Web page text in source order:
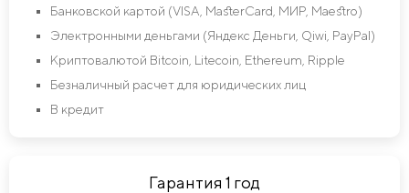
Банковской картой (VISA, MasterCard, МИР, Maestro)
Электронными деньгами (Яндекс Деньги, Qiwi, PayPal)
Криптовалютой Bitcoin, Litecoin, Ethereum, Ripple
Безналичный расчет для юридических лиц
В кредит
Гарантия 1 год